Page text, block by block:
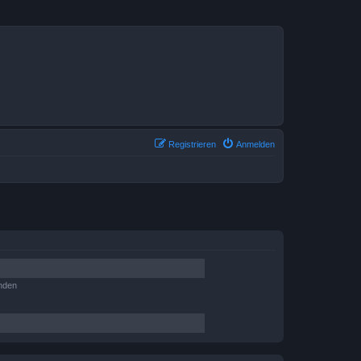
Anmelden
Registrieren